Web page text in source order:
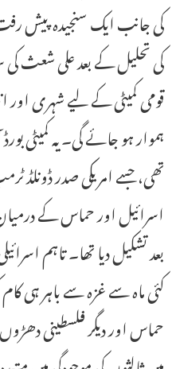
کی جانب ایک سنجیدہ پیش رفت
کی تحلیل کے بعد علی شعث کی
قومی کمیٹی کے لیے شہری اور
ہموار ہو جائے گی۔یہ کمیٹی
تھی، جسے امریکی صدر ڈونلڈ
اسرائیل اور حماس کے
بعد تشکیل دیا تھا۔ تاہم
کئی ماہ سے غزہ سے باہر
حماس اور دیگر فلسطینی